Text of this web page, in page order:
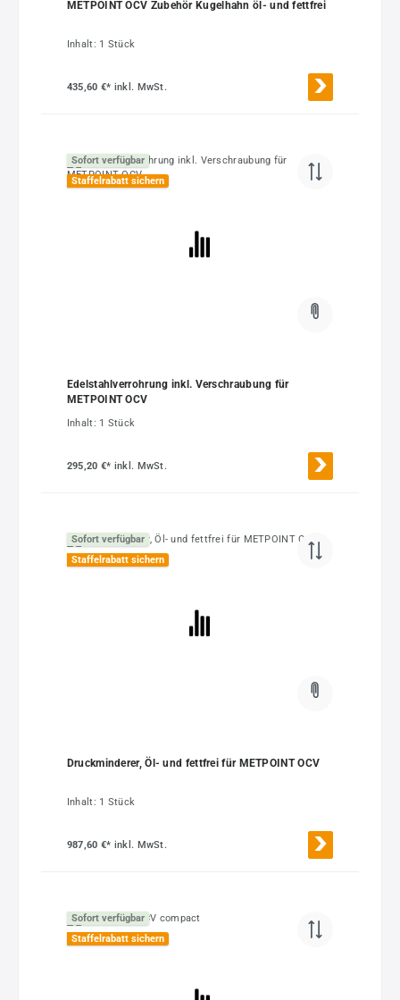
METPOINT OCV Zubehör Kugelhahn öl- und fettfrei
Inhalt: 1 Stück
435,60 €* inkl. MwSt.
Sofort verfügbar
Staffelrabatt sichern
Edelstahlverrohrung inkl. Verschraubung für
METPOINT OCV
Inhalt: 1 Stück
295,20 €* inkl. MwSt.
Sofort verfügbar
Staffelrabatt sichern
Druckminderer, Öl- und fettfrei für METPOINT OCV
Inhalt: 1 Stück
987,60 €* inkl. MwSt.
Sofort verfügbar
Staffelrabatt sichern